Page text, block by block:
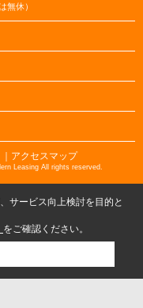
無休）
｜アクセスマップ
Leasing All rights reserved.
サービス向上検討を目的と
をご確認ください。